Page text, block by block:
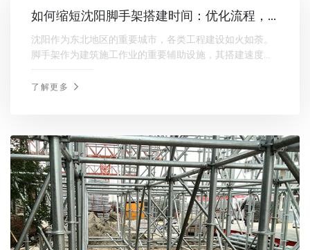
如何缩短沈阳脚手架搭建时间：优化流程，
提升效率
沈阳作为东北地区的重要城市，各类工程建设如火如荼。
脚手架作为建筑施工作业的重要辅助设施，其搭建速度直
了解更多